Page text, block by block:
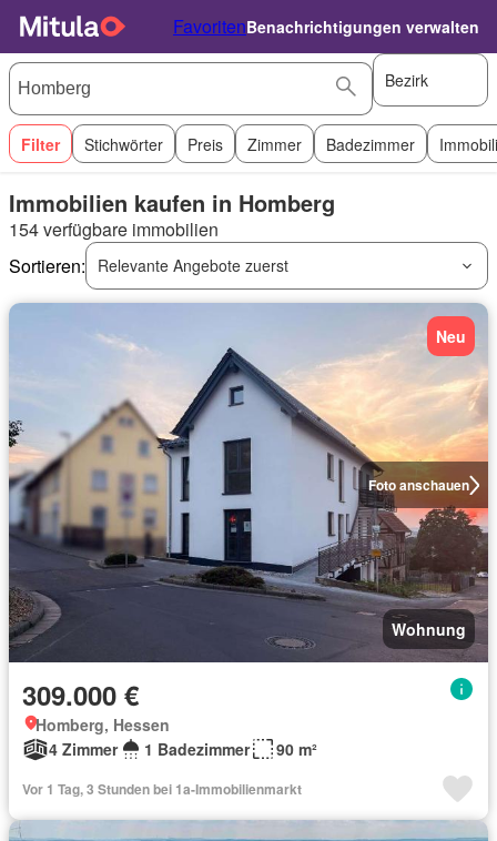
FavoritenBenachrichtigungen verwalten
Bezirk
Filter Stichwörter Preis Zimmer Badezimmer
Immobilien kaufen in Homberg
154 verfügbare immobilien
Sortieren:
Relevante Angebote zuerst
Foto anschauen
Neu
Wohnung
309.000 €
Homberg, Hessen
4 Zimmer
1 Badezimmer 90 m²
Vor 1 Tag, 3 Stunden bei 1a-Immobilienmarkt